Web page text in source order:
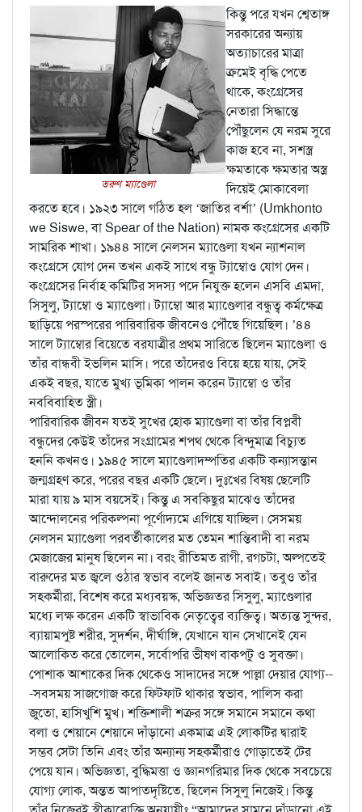
তরুণ ম্যাণ্ডেলা
কিন্তু পরে যখন শ্বেতাঙ্গ
সরকারের অন্যায়
অত্যাচারের মাত্রা
ক্রমেই বৃদ্ধি পেতে
থাকে, কংগ্রেসের
নেতারা সিদ্ধান্তে
পৌঁছুলেন যে নরম সুরে
কাজ হবে না, সশস্ত্র
ক্ষমতাকে ক্ষমতার অস্ত্র
দিয়েই মোকাবেলা
করতে হবে। ১৯২৩ সালে গঠিত হল ‘জাতির বর্শা’ (Umkhonto
we Siswe, বা Spear of the Nation) নামক কংগ্রেসের একটি
সামরিক শাখা। ১৯৪৪ সালে নেলসন ম্যাণ্ডেলা যখন ন্যাশনাল
কংগ্রেসে যোগ দেন তখন একই সাথে বন্ধু ট্যাম্বোও যোগ দেন।
কংগ্রেসের নির্বাহ কমিটির সদস্য পদে নিযুক্ত হলেন এসবি এমদা,
সিসুলু, ট্যাম্বো ও ম্যাণ্ডেলা। ট্যাম্বো আর ম্যাণ্ডেলার বন্ধুত্ব কর্মক্ষেত্র
ছাড়িয়ে পরস্পরের পারিবারিক জীবনেও পৌঁছে গিয়েছিল। ’৪৪
সালে ট্যাম্বোর বিয়েতে বরযাত্রীর প্রথম সারিতে ছিলেন ম্যাণ্ডেলা ও
তাঁর বান্ধবী ইভলিন মাসি। পরে তাঁদেরও বিয়ে হয়ে যায়, সেই
একই বছর, যাতে মুখ্য ভূমিকা পালন করেন ট্যাম্বো ও তাঁর
নববিবাহিত স্ত্রী।
পারিবারিক জীবন যতই সুখের হোক ম্যাণ্ডেলা বা তাঁর বিপ্লবী
বন্ধুদের কেউই তাঁদের সংগ্রামের শপথ থেকে বিন্দুমাত্র বিচ্যুত
হননি কখনও। ১৯৪৫ সালে ম্যাণ্ডেলাদম্পতির একটি কন্যাসন্তান
জন্মগ্রহণ করে, পরের বছর একটি ছেলে। দুঃখের বিষয় ছেলেটি
মারা যায় ৯ মাস বয়সেই। কিন্তু এ সবকিছুর মাঝেও তাঁদের
আন্দোলনের পরিকল্পনা পূর্ণোদ্যমে এগিয়ে যাচ্ছিল। সেসময়
নেলসন ম্যাণ্ডেলা পরবর্তীকালের মত তেমন শান্তিবাদী বা নরম
মেজাজের মানুষ ছিলেন না। বরং রীতিমত রাগী, রগচটা, অল্পতেই
বারুদের মত জ্বলে ওঠার স্বভাব বলেই জানত সবাই। তবুও তাঁর
সহকর্মীরা, বিশেষ করে মধ্যবয়স্ক, অভিজ্ঞতর সিসুলু, ম্যাণ্ডেলার
মধ্যে লক্ষ করেন একটি স্বাভাবিক নেতৃত্বের ব্যক্তিত্ব। অত্যন্ত সুন্দর,
ব্যায়ামপুষ্ট শরীর, সুদর্শন, দীর্ঘাঙ্গি, যেখানে যান সেখানেই যেন
আলোকিত করে তোলেন, সর্বোপরি ভীষণ বাকপটু ও সুবক্তা।
পোশাক আশাকের দিক থেকেও সাদাদের সঙ্গে পাল্লা দেয়ার যোগ্য--
-সবসময় সাজগোজ করে ফিটফাট থাকার স্বভাব, পালিস করা
জুতো, হাসিখুশি মুখ। শক্তিশালী শত্রুর সঙ্গে সমানে সমানে কথা
বলা ও শেয়ানে শেয়ানে দাঁড়ানো একমাত্র এই লোকটির দ্বারাই
সম্ভব সেটা তিনি এবং তাঁর অন্যান্য সহকর্মীরাও গোড়াতেই টের
পেয়ে যান। অভিজ্ঞতা, বুদ্ধিমত্তা ও জ্ঞানগরিমার দিক থেকে সবচেয়ে
যোগ্য লোক, অন্তত আপাতদৃষ্টিতে, ছিলেন সিসুলু নিজেই। কিন্তু